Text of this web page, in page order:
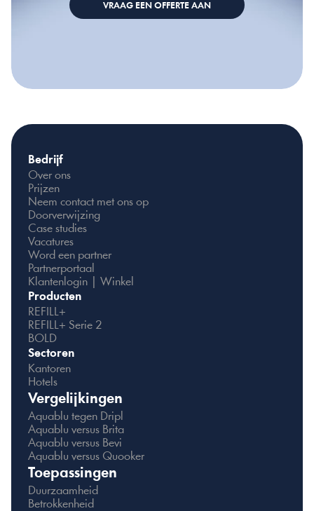
VRAAG EEN OFFERTE AAN
Bedrijf
Over ons
Prijzen
Neem contact met ons op
Doorverwijzing
Case studies
Vacatures
Word een partner
Partnerportaal
Klantenlogin | Winkel
Producten
REFILL+
REFILL+ Serie 2
BOLD
Sectoren
Kantoren
Hotels
Vergelijkingen
Aquablu tegen Dripl
Aquablu versus Brita
Aquablu versus Bevi
Aquablu versus Quooker
Toepassingen
Duurzaamheid
Betrokkenheid